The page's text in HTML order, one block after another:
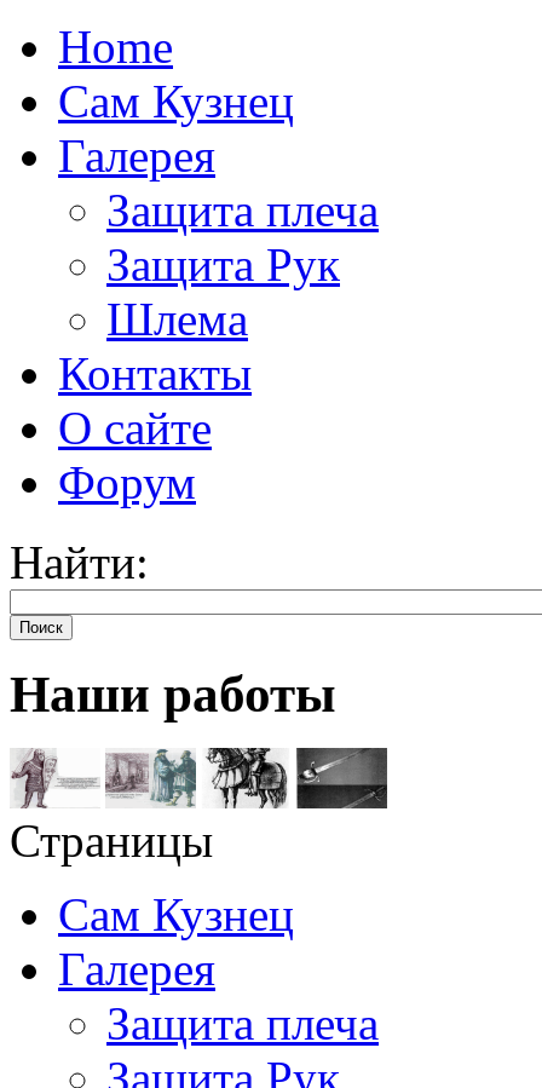
Home
Сам Кузнец
Галерея
Защита плеча
Защита Рук
Шлема
Контакты
О сайте
Форум
Найти:
Поиск
Наши работы
Страницы
Сам Кузнец
Галерея
Защита плеча